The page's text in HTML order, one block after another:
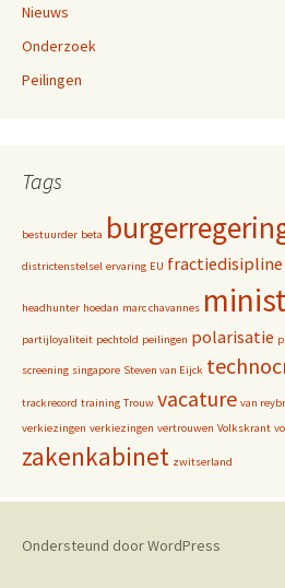
Nieuws
Onderzoek
Peilingen
Tags
bestuurder beta
districtenstelsel ervaring EU fractiedisipline
headhunter hoedan marc chavannes
partijloyaliteit pechtold peilingen polarisatie
screening singapore Steven van Eijck
trackrecord training Trouw vacature van
verkiezingen verkiezingen vertrouwen Volkskrant
zakenkabinet zwitserland
Ondersteund door WordPress